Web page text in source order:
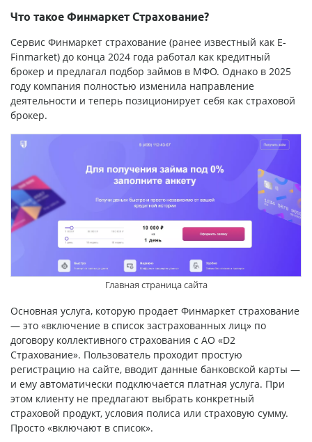
Что такое Финмаркет Страхование?
Сервис Финмаркет страхование (ранее известный как E-
Finmarket) до конца 2024 года работал как кредитный
брокер и предлагал подбор займов в МФО. Однако в 2025
году компания полностью изменила направление
деятельности и теперь позиционирует себя как страховой
брокер.
Главная страница сайта
Основная услуга, которую продает Финмаркет страхование
— это «включение в список застрахованных лиц» по
договору коллективного страхования с АО «D2
Страхование». Пользователь проходит простую
регистрацию на сайте, вводит данные банковской карты —
и ему автоматически подключается платная услуга. При
этом клиенту не предлагают выбрать конкретный
страховой продукт, условия полиса или страховую сумму.
Просто «включают в список».